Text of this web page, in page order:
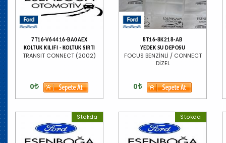
7T16-V64416-BA0AEX
KOLTUK KILIFI - KOLTUK SIRTI
TRANSIT CONNECT (2002)
0
8T16-8K218-AB
YEDEK SU DEPOSU
FOCUS BENZİNLİ / CONNECT
DİZEL
0
Stokda Stokda